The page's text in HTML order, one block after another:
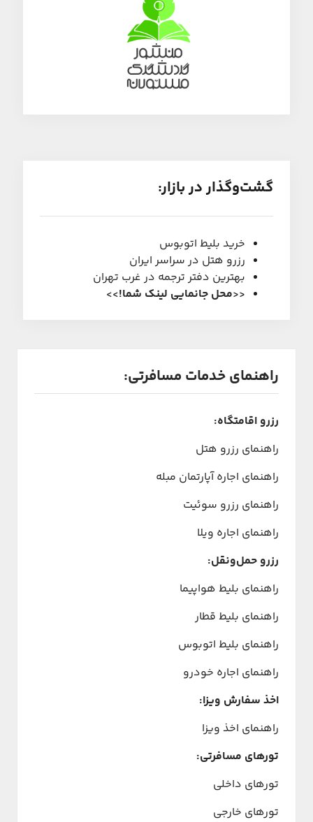
گشت‌و‌گذار در بازار:
خرید بلیط اتوبوس
رزرو هتل در سراسر ایران
بهترین دفتر ترجمه در غرب تهران
<<محل جانمایی لینک شما!
>>
راهنمای خدمات مسافرتی:
رزرو اقامتگاه:
راهنمای رزرو هتل
راهنمای اجاره آپارتمان مبله
راهنمای رزرو سوئیت
راهنمای اجاره ویلا
رزرو حمل‌ونقل:
راهنمای بلیط هواپیما
راهنمای بلیط قطار
راهنمای بلیط اتوبوس
راهنمای اجاره خودرو
اخذ سفارش ویزا:
راهنمای اخذ ویزا
تورهای مسافرتی:
تورهای داخلی
تورهای خارجی